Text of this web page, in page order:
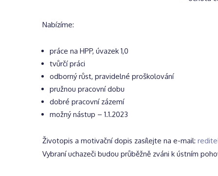
Nabízíme:
práce na HPP, úvazek 1,0
tvůrčí práci
odborný růst, pravidelné proškolování
pružnou pracovní dobu
dobré pracovní zázemí
možný nástup – 1.1.2023
Životopis a motivační dopis zasílejte na e-mail:
Vybraní uchazeči budou průběžně zváni k ústním